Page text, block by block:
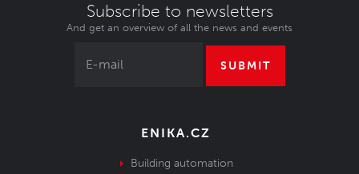
Subscribe to newsletters
And get an overview of all the news and events
SUBMIT
ENIKA.CZ
Building automation